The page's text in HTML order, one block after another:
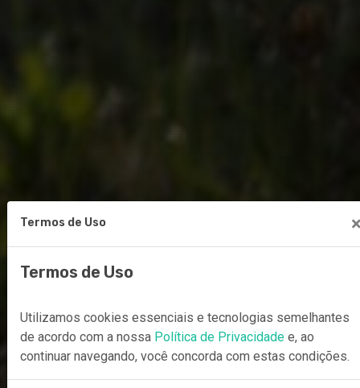
Termos de Uso
Termos de Uso
Utilizamos cookies essenciais e tecnologias semelhantes
de acordo com a nossa Política de Privacidade e, ao
continuar navegando, você concorda com estas condições.